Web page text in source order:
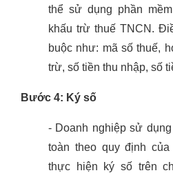
thể sử dụng phần
khấu trừ thuế TNCN.
buộc như: mã số thuế,
trừ, số tiền thu nhập, số
Bước 4: Ký số
- Doanh nghiệp sử
toàn theo quy định
thực hiện ký số trên